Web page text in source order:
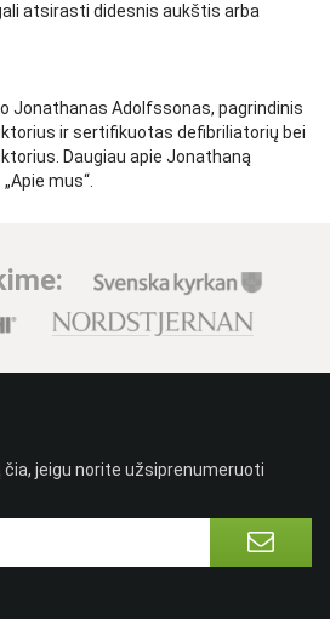
atsirasti didesnis aukštis arba
Jonathanas Adolfssonas, pagrindinis
ir sertifikuotas defibriliatorių bei
Daugiau apie Jonathaną
mus“.
čia, jeigu norite užsiprenumeruoti